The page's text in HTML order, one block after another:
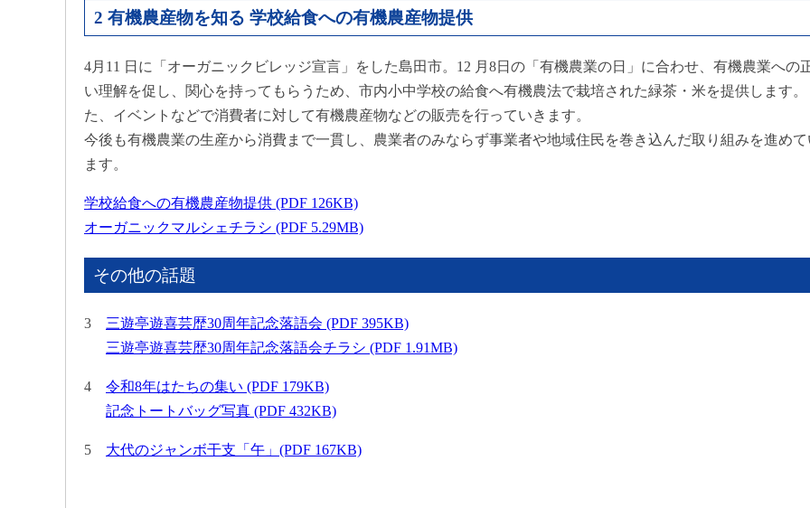
2 有機農産物を知る 学校給食への有機農産物提供
4月11 日に「オーガニックビレッジ宣言」をした島田市。12 月8日の「有機農業の日」に合わせ、有機農業への
い理解を促し、関心を持ってもらうため、市内小中学校の給食へ有機農法で栽培された緑茶・米を提供します。
た、イベントなどで消費者に対して有機農産物などの販売を行っていきます。
今後も有機農業の生産から消費まで一貫し、農業者のみならず事業者や地域住民を巻き込んだ取り組みを進め
ます。
学校給食への有機農産物提供 (PDF 126KB)
オーガニックマルシェチラシ (PDF 5.29MB)
その他の話題
3 三遊亭遊喜芸歴30周年記念落語会 (PDF 395KB)
三遊亭遊喜芸歴30周年記念落語会チラシ (PDF 1.91MB)
4 令和8年はたちの集い (PDF 179KB)
記念トートバッグ写真 (PDF 432KB)
5 大代のジャンボ干支「午」(PDF 167KB)